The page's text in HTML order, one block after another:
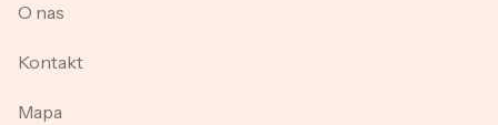
O nas
Kontakt
Mapa